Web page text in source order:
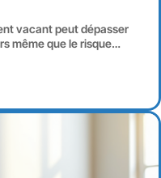
vacant peut dépasser
même que le risque…